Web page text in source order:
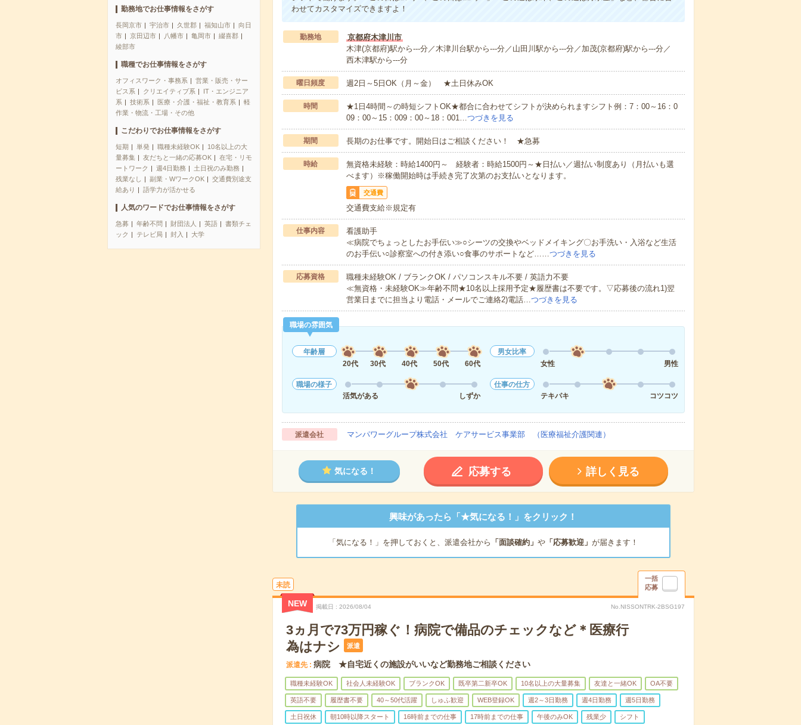
勤務地でお仕事情報をさがす
長岡京市 宇治市 久世郡 福知山市
向日
市
京田辺市 八幡市 亀岡市
綴喜郡
綾部市
職種でお仕事情報をさがす
オフィスワーク・事務系
営業・販売・サー
ビス系
クリエイティブ系
IT・エンジニア
系
技術系 医療・介護・福祉・教育系
軽
作業・物流・工場・その他
こだわりでお仕事情報をさがす
短期 単発 職種未経験OK
10名以上の大
量募集
友だちと一緒の応募OK
在宅・リモ
ートワーク
週4日勤務
土日祝のみ勤務
残業なし
副業・WワークOK
交通費別途支
給あり
語学力が活かせる
人気のワードでお仕事情報をさがす
急募 年齢不問 財団法人 英語
書類チェ
ック
テレビ局 封入 大学
わせてカスタマイズできますよ！
勤務地
京都府木津川市
木津(京都府)駅から---分／木津川台駅から---分／山田川駅から---分／加茂(京都府)駅から---分／
西木津駅から---分
曜日頻度 週2日～5日OK（月～金） ★土日休みOK
時間
★1日4時間～の時短シフトOK★都合に合わせてシフトが決められますシフト例：7：00～16：0
09：00～15：009：00～18：001…つづきを見る
期間 長期のお仕事です。開始日はご相談ください！ ★急募
時給
無資格未経験：時給1400円～ 経験者：時給1500円～★日払い／週払い制度あり（月払いも選
べます）※稼働開始時は手続き完了次第のお支払いとなります。
交通費
交通費支給※規定有
仕事内容
看護助手
≪病院でちょっとしたお手伝い≫○シーツの交換やベッドメイキング〇お手洗い・入浴など生活
のお手伝い○診察室への付き添い○食事のサポートなど……つづきを見る
応募資格
職種未経験OK / ブランクOK / パソコンスキル不要 / 英語力不要
≪無資格・未経験OK≫年齢不問★10名以上採用予定★履歴書は不要です。▽応募後の流れ1)翌
営業日までに担当より電話・メールでご連絡2)電話…つづきを見る
職場の雰囲気
年齢層
20代
30代 40代 50代 60代
男女比率
女性
男性
職場の様子
活気がある
しずか
仕事の仕方
テキパキ
コツコツ
派遣会社 マンパワーグループ株式会社 ケアサービス事業部 （医療福祉介護関連）
気になる！ 応募する 詳しく見る
興味があったら「★気になる！」をクリック！
「気になる！」を押しておくと、派遣会社から 「面談確約」 や「応募歓迎」 が届きます！
未読
一括
応募
NEW 掲載日 2026/08/04 No.NISSONTRK-2BSG197
3ヵ月で73万円稼ぐ！病院で備品のチェックなど＊医療行
為はナシ
派遣
派遣先 病院 ★自宅近くの施設がいいなど勤務地ご相談ください
職種未経験OK 社会人未経験OK ブランクOK 既卒第二新卒OK 10名以上の大量募集 友達と一緒OK OA不要
英語不要 履歴書不要 40～50代活躍 しゅふ歓迎 WEB登録OK 週2～3日勤務 週4日勤務 週5日勤務
土日祝休 朝10時以降スタート 16時前までの仕事 17時前までの仕事 午後のみOK 残業少 シフト